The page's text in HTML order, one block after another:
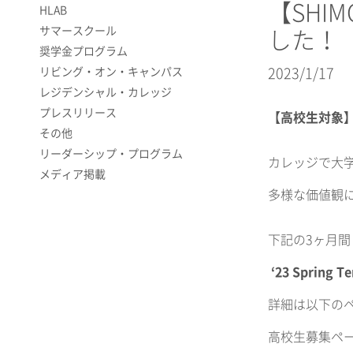
【
した！
2023/1/17
【高校生対象
カレッジで大
多様な価値観
下記の3ヶ月間
‘23 Spring
詳細は以下の
高校生募集ペ
HLAB
サマースクール
奨学金プログラム
リビング・オン・キャンパス
レジデンシャル・カレッジ
プレスリリース
その他
リーダーシップ・プログラム
メディア掲載